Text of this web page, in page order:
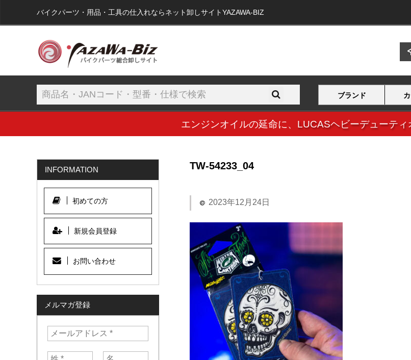
バイクパーツ・用品・工具の仕入れならネット卸しサイトYAZAWA-BIZ
ブランド
エンジンオイルの延命に、 LUCASヘビーデューテ
TW-54233_04
2023年12月24日
INFORMATION
初めての方
新規会員登録
お問い合わせ
メルマガ登録